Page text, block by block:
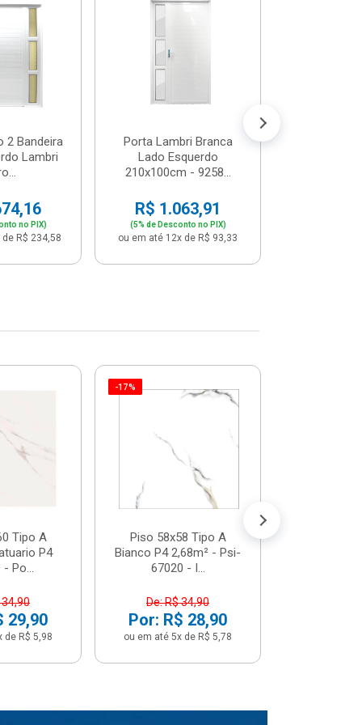
2 Bandeira
Lambri
no PIX)
R$ 234,58
Porta Lambri Branca
Lado Esquerdo
210x100cm - 9258...
R$ 1.063,91
(5% de Desconto no PIX)
ou em até 12x de R$ 93,33
Tipo A
P4
- Po...
34,90
29,90
de R$ 5,98
-17%
Piso 58x58 Tipo A
Bianco P4 2,68m² - Psi-
67020 - I...
De: R$ 34,90
Por: R$ 28,90
ou em até 5x de R$ 5,78